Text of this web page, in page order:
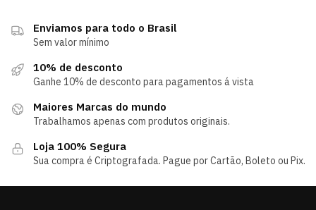
Enviamos para todo o Brasil
Sem valor mínimo
10% de desconto
Ganhe 10% de desconto para pagamentos á vista
Maiores Marcas do mundo
Trabalhamos apenas com produtos originais.
Loja 100% Segura
Sua compra é Criptografada. Pague por Cartão, Boleto ou Pix.